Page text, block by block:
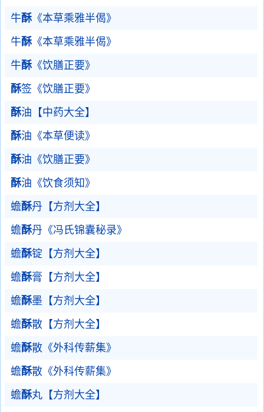
牛酥《本草乘雅半偈》
牛酥《本草乘雅半偈》
牛酥《饮膳正要》
酥签《饮膳正要》
酥油【中药大全】
酥油《本草便读》
酥油《饮膳正要》
酥油《饮食须知》
蟾酥丹【方剂大全】
蟾酥丹《冯氏锦囊秘录》
蟾酥锭【方剂大全】
蟾酥膏【方剂大全】
蟾酥墨【方剂大全】
蟾酥散【方剂大全】
蟾酥散《外科传薪集》
蟾酥散《外科传薪集》
蟾酥丸【方剂大全】